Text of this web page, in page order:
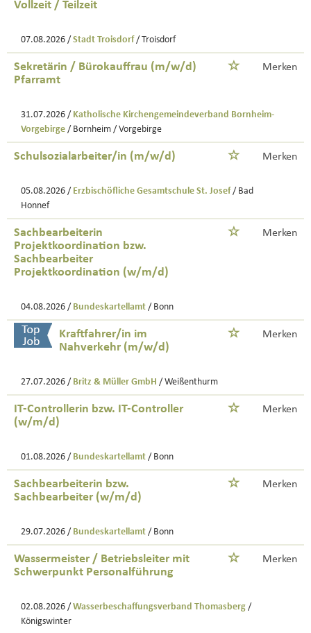
Vollzeit / Teilzeit
07.08.2026 / Stadt Troisdorf / Troisdorf
Sekretärin / Bürokauffrau (m/w/d)
Pfarramt
Merken
31.07.2026 / Katholische Kirchengemeindeverband Bornheim-
Vorgebirge / Bornheim / Vorgebirge
Schulsozialarbeiter/in (m/w/d) Merken
05.08.2026 / Erzbischöfliche Gesamtschule St. Josef / Bad
Honnef
Sachbearbeiterin
Projektkoordination bzw.
Sachbearbeiter
Projektkoordination (w/m/d)
Merken
04.08.2026 / Bundeskartellamt / Bonn
Kraftfahrer/in im
Nahverkehr (m/w/d)
Merken
27.07.2026 / Britz & Müller GmbH / Weißenthurm
IT-Controllerin bzw. IT-Controller
(w/m/d)
Merken
01.08.2026 / Bundeskartellamt / Bonn
Sachbearbeiterin bzw.
Sachbearbeiter (w/m/d)
Merken
29.07.2026 / Bundeskartellamt / Bonn
Wassermeister / Betriebsleiter mit
Schwerpunkt Personalführung
Merken
02.08.2026 / Wasserbeschaffungsverband Thomasberg /
Königswinter